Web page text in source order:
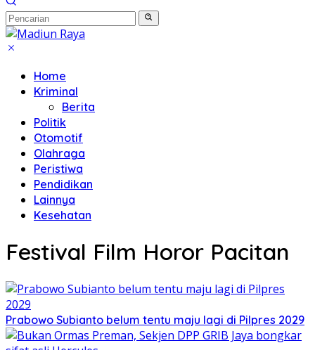
Home
Kriminal
Berita
Politik
Otomotif
Olahraga
Peristiwa
Pendidikan
Lainnya
Kesehatan
Festival Film Horor Pacitan
Prabowo Subianto belum tentu maju lagi di Pilpres 2029